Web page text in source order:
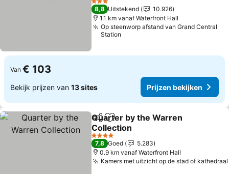
3 Sterren
8,8 Uitstekend
10.926
1.1 km vanaf Waterfront Hall
Op steenworp afstand van Grand Central
Station
Van € 103
Bekijk prijzen van 13 sites Prijzen bekijken
DelenToevoegen aan favorieten
Quarter by the Warren
Collection
4 Sterren
7,8 Goed
5.283
0.9 km vanaf Waterfront Hall
Kamers met uitzicht op de stad of kathedraal